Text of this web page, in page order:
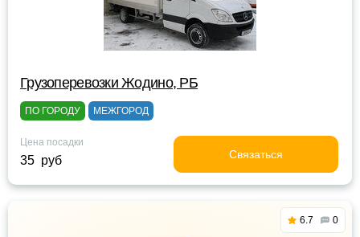
Грузоперевозки Жодино, РБ
ПО ГОРОДУ МЕЖГОРОД
Цена посадки
35 руб Связаться
6.7 0